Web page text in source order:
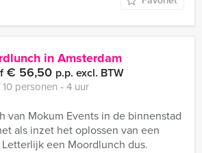
in Amsterdam
€ 56,50 p.p. excl. BTW
personen ‐ 4 uur
van Mokum Events in de binnenstad
als inzet het oplossen van een
een Moordlunch dus.